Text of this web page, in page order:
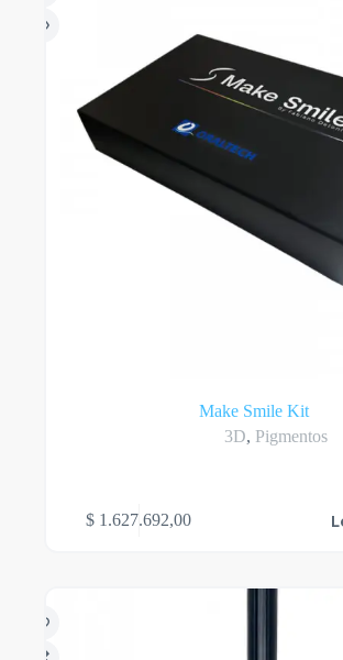
Make Smile Kit
3D, Pigmentos
$ 1.627.692,00